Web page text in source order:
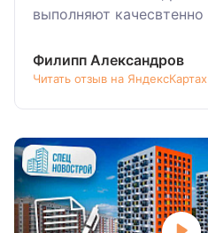
выполняют качесвтенно
Филипп Александров
Читать отзыв на ЯндексКартах